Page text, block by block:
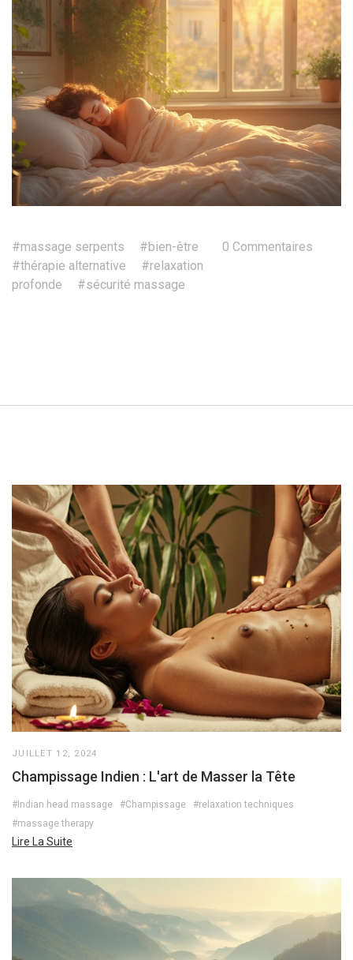
#massage serpents
#bien-être
#thérapie alternative
#relaxation
profonde
#sécurité massage
0 Commentaires
JUILLET 12, 2024
Champissage Indien : L'art de Masser la Tête
#Indian head massage #Champissage
#relaxation techniques
#massage therapy
Lire La Suite